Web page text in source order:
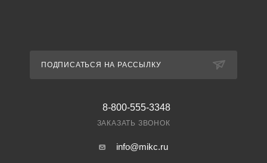
ПОДПИСАТЬСЯ НА РАССЫЛКУ
8-800-555-3348
ЗАКАЗАТЬ ЗВОНОК
info@mikc.ru